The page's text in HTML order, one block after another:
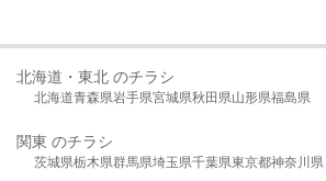
北海道・東北 のチラシ
北海道青森県岩手県宮城県秋田県山形県福島県
関東 のチラシ
茨城県栃木県群馬県埼玉県千葉県東京都神奈川県